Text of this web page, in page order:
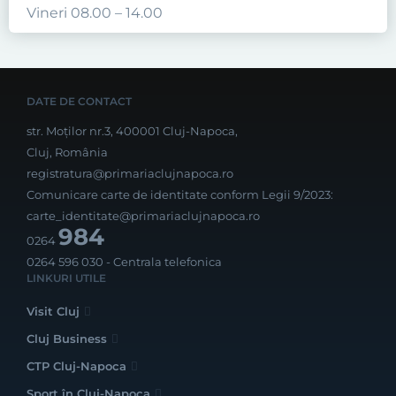
Vineri 08.00 – 14.00
DATE DE CONTACT
str. Moților nr.3, 400001 Cluj-Napoca,
Cluj, România
registratura@primariaclujnapoca.ro
Comunicare carte de identitate conform Legii 9/2023:
carte_identitate@primariaclujnapoca.ro
0264984
0264 596 030 - Centrala telefonica
LINKURI UTILE
Visit Cluj
Cluj Business
CTP Cluj-Napoca